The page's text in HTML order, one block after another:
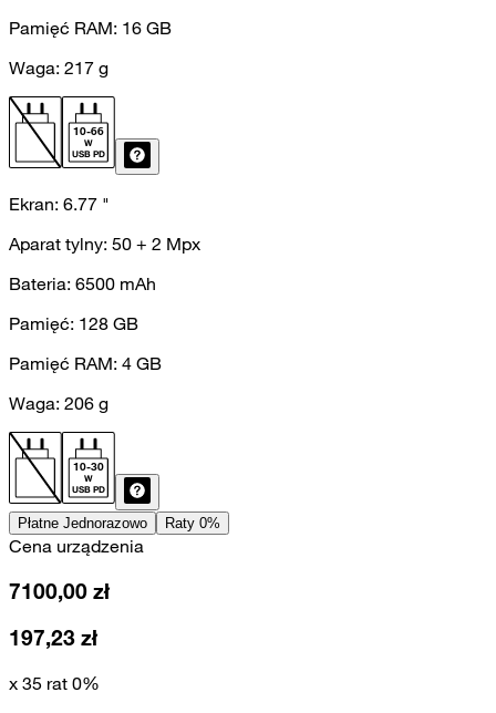
Pamięć RAM: 16 GB
Waga: 217 g
10-66
W
USB PD
Ekran: 6.77 "
Aparat tylny: 50 + 2 Mpx
Bateria: 6500 mAh
Pamięć: 128 GB
Pamięć RAM: 4 GB
Waga: 206 g
10-30
W
USB PD
Płatne Jednorazowo Raty 0%
Cena urządzenia
7100,00 zł
197,23 zł
x 35 rat 0%